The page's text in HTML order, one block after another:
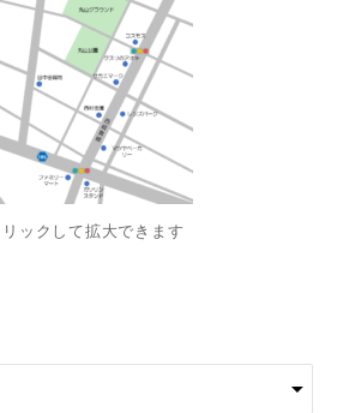
ックして拡大できます